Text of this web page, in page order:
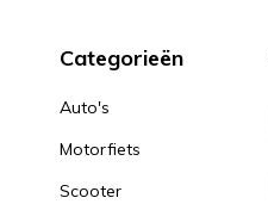
Categorieën
Auto's
Motorfiets
Scooter